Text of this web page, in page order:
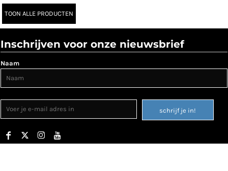
TOON ALLE PRODUCTEN
Inschrijven voor onze nieuwsbrief
Naam
schrijf je in!